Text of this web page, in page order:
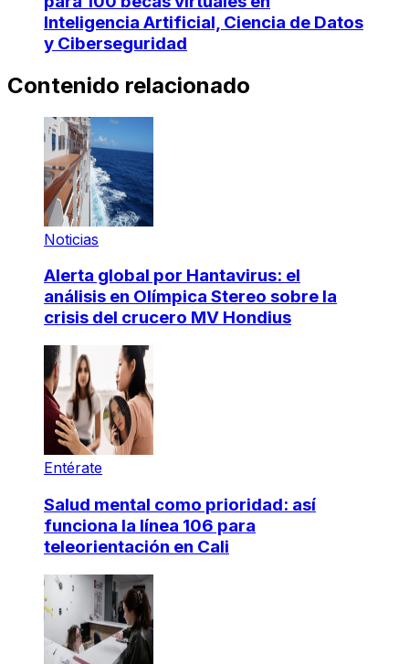
Inteligencia Artificial, Ciencia de Datos
y Ciberseguridad
Contenido relacionado
Noticias
Alerta global por Hantavirus: el
análisis en Olímpica Stereo sobre la
crisis del crucero MV Hondius
Entérate
Salud mental como prioridad: así
funciona la línea 106 para
teleorientación en Cali